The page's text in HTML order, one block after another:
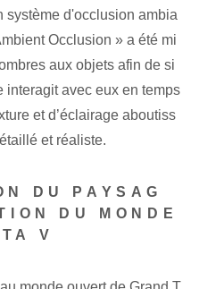
système d'occlusion ambia
Occlusion » a été mi
aux objets afin de si
interagit avec eux en temps
et d’éclairage aboutiss
et réaliste.
DU PAYSAG
DU MONDE
V